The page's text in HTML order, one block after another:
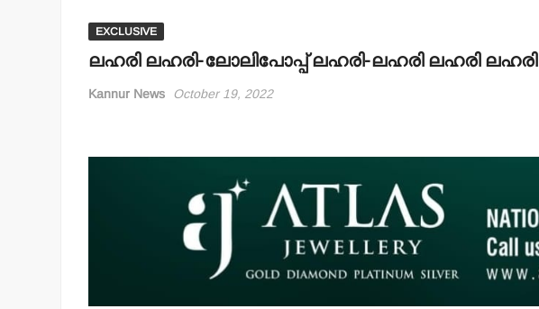
EXCLUSIVE
ലഹരി ലഹരി-ലോലിപോപ്പ് ലഹരി-ലഹരി ലഹരി ലഹരി
Kannur News October 19, 2022